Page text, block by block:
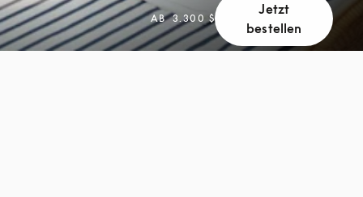
SCROLL
ZUM
SCROLL
ZUM
ENTDECKEN
AB 3.300 $
Jetzt
bestellen